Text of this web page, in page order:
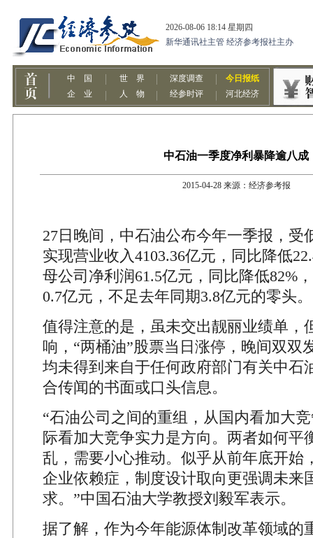
中石油一季度净利暴降逾八成
2015-04-28 来源：经济参考报
27日晚间，中石油公布今年一季报，受
实现营业收入4103.36亿元，同比降低
母公司净利润61.5亿元，同比降低82%
0.7亿元，不足去年同期3.8亿元的零头。
值得注意的是，虽未交出靓丽业绩单，
响，“两桶油”股票当日涨停，晚间双双
均未得到来自于任何政府部门有关中石
合传闻的书面或口头信息。
“石油公司之间的重组，从国内看加大
际看加大竞争实力是方向。两者如何平
乱，需要小心推动。似乎从前年底开始
企业依赖症，制度设计取向更强调未来
求。”中国石油大学教授刘毅军表示。
据了解，作为今年能源体制改革领域的